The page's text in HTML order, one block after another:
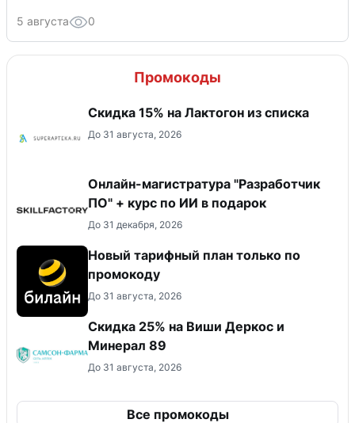
5 августа 0
Промокоды
Скидка 15% на Лактогон из списка
До 31 августа, 2026
Онлайн-магистратура "Разработчик
ПО" + курс по ИИ в подарок
До 31 декабря, 2026
Новый тарифный план только по
промокоду
До 31 августа, 2026
Скидка 25% на Виши Деркос и
Минерал 89
До 31 августа, 2026
Все промокоды